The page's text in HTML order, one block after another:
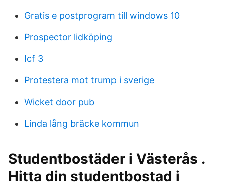
Gratis e postprogram till windows 10
Prospector lidköping
Icf 3
Protestera mot trump i sverige
Wicket door pub
Linda lång bräcke kommun
Studentbostäder i Västerås .
Hitta din studentbostad i